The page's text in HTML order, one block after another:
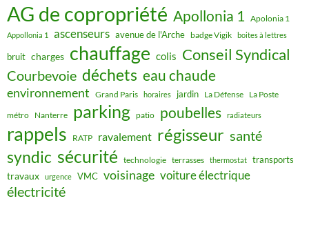
AG de copropriété Apollonia 1 Apolonia 1
Appollonia 1 ascenseurs avenue de l'Arche badge Vigik boites à lettres
bruit charges chauffage colis Conseil Syndical
Courbevoie déchets eau chaude
environnement Grand Paris horaires jardin La Défense La Poste
métro Nanterre parking patio poubelles radiateurs
rappels RATP ravalement régisseur santé
syndic sécurité technologie terrasses thermostat transports
travaux urgence VMC voisinage voiture électrique
électricité